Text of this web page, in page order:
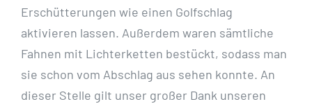
Erschütterungen wie einen Golfschlag
aktivieren lassen. Außerdem waren sämtliche
Fahnen mit Lichterketten bestückt, sodass man
sie schon vom Abschlag aus sehen konnte. An
dieser Stelle gilt unser großer Dank unseren